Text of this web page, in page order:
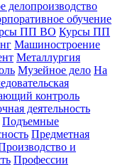
делопроизводство
обучение
ПП ВО Курсы ПП
Машиностроение
Металлургия
Музейное дело На
контроль
деятельность
Подъемные
Предметная
и
Профессии